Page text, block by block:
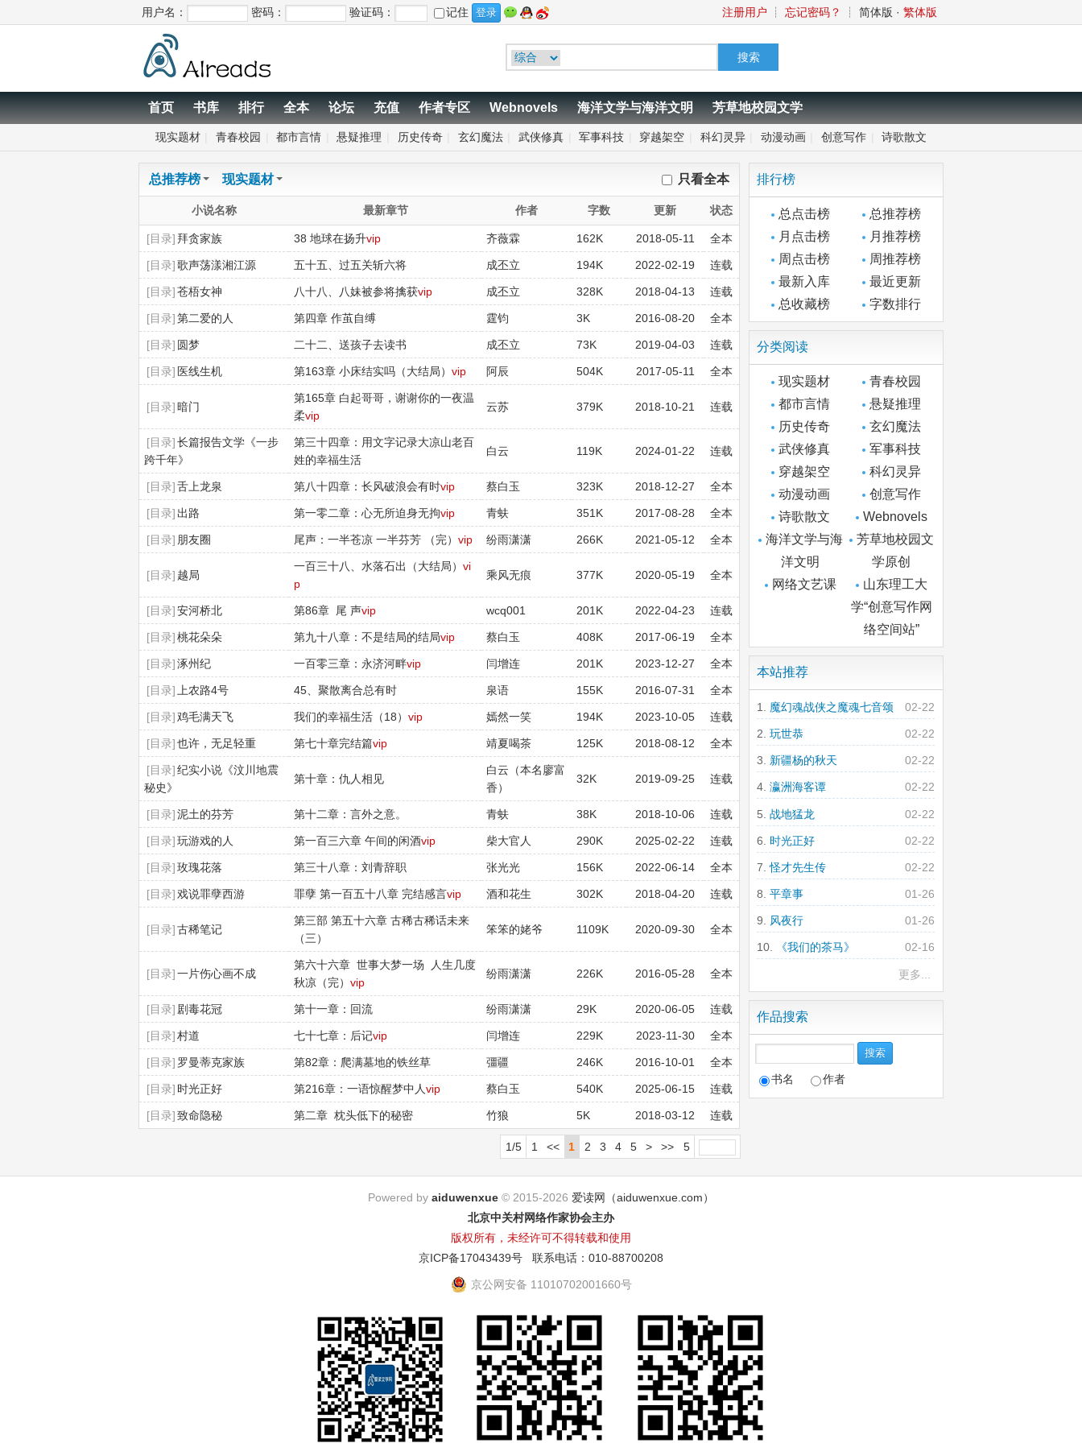
用户名： 密码： 验证码： 记住 注册用户 ┊ 忘记密码？ ┊ 简体版 · 繁体版
首页 书库 排行 全本 论坛 充值 作者专区 Webnovels 海洋文学与海洋文明 芳草地校园文学
现实题材 青春校园 都市言情 悬疑推理 历史传奇 玄幻魔法 武侠修真 军事科技 穿越架空 科幻灵异 动漫动画 创意写作 诗歌散文
总推荐榜 现实题材 只看全本
小说名称 最新章节 作者 字数 更新 状态
[目录] 拜贪家族 38 地球在扬升vip 齐薇霖 162K 2018-05-11 全本
[目录] 歌声荡漾湘江源 五十五、过五关斩六将 成丕立 194K 2022-02-19 连载
[目录] 苍梧女神 八十八、八妹被参将擒获vip 成丕立 328K 2018-04-13 连载
[目录] 第二爱的人 第四章 作茧自缚 霆钧 3K 2016-08-20 全本
[目录] 圆梦 二十二、送孩子去读书 成丕立 73K 2019-04-03 连载
[目录] 医线生机 第163章 小床结实吗（大结局） vip 阿辰 504K 2017-05-11 全本
[目录] 暗门
第165章 白起哥哥，谢谢你的一夜温
柔vip
云苏 379K 2018-10-21 连载
[目录] 长篇报告文学《一步
跨千年》
第三十四章：用文字记录大凉山老百
姓的幸福生活
白云 119K 2024-01-22 连载
[目录] 舌上龙泉 第八十四章：长风破浪会有时vip 蔡白玉 323K 2018-12-27 全本
[目录] 出路 第一零二章：心无所迫身无拘vip 青蚨 351K 2017-08-28 全本
[目录] 朋友圈 尾声：一半苍凉 一半芬芳 （完） vip 纷雨潇潇 266K 2021-05-12 全本
[目录] 越局
一百三十八、水落石出（大结局） vi
p
乘风无痕 377K 2020-05-19 全本
[目录] 安河桥北 第86章 尾 声vip wcq001 201K 2022-04-23 连载
[目录] 桃花朵朵 第九十八章：不是结局的结局vip 蔡白玉 408K 2017-06-19 全本
[目录] 涿州纪 一百零三章：永济河畔vip 闫增连 201K 2023-12-27 全本
[目录] 上农路4号 45、聚散离合总有时 泉语 155K 2016-07-31 全本
[目录] 鸡毛满天飞 我们的幸福生活（18） vip 嫣然一笑 194K 2023-10-05 连载
[目录] 也许，无足轻重 第七十章完结篇vip 靖夏喝茶 125K 2018-08-12 全本
[目录] 纪实小说《汶川地震
秘史》
第十章：仇人相见
白云（本名廖富
香）
32K 2019-09-25 连载
[目录] 泥土的芬芳 第十二章：言外之意。 青蚨 38K 2018-10-06 连载
[目录] 玩游戏的人 第一百三六章 午间的闲酒vip 柴大官人 290K 2025-02-22 连载
[目录] 玫瑰花落 第三十八章：刘青辞职 张光光 156K 2022-06-14 全本
[目录] 戏说罪孽西游 罪孽 第一百五十八章 完结感言vip 酒和花生 302K 2018-04-20 连载
[目录] 古稀笔记
第三部 第五十六章 古稀古稀话未来
（三）
笨笨的姥爷 1109K 2020-09-30 全本
[目录] 一片伤心画不成
第六十六章 世事大梦一场 人生几度
秋凉（完） vip
纷雨潇潇 226K 2016-05-28 全本
[目录] 剧毒花冠 第十一章：回流 纷雨潇潇 29K 2020-06-05 连载
[目录] 村道 七十七章：后记vip 闫增连 229K 2023-11-30 全本
[目录] 罗曼蒂克家族 第82章：爬满墓地的铁丝草 彊疆 246K 2016-10-01 全本
[目录] 时光正好 第216章：一语惊醒梦中人vip 蔡白玉 540K 2025-06-15 连载
[目录] 致命隐秘 第二章 枕头低下的秘密 竹狼 5K 2018-03-12 连载
1/5 1 << 1 2 3 4 5 > >> 5
排行榜
总点击榜
总推荐榜
月点击榜
月推荐榜
周点击榜
周推荐榜
最新入库
最近更新
总收藏榜
字数排行
分类阅读
现实题材
青春校园
都市言情
悬疑推理
历史传奇
玄幻魔法
武侠修真
军事科技
穿越架空
科幻灵异
动漫动画
创意写作
诗歌散文
Webnovels
海洋文学与海
洋文明
芳草地校园文
学原创
网络文艺课
山东理工大
学“创意写作网
络空间站”
本站推荐
02-22
魔幻魂战侠之魔魂七音颂
02-22
玩世恭
02-22
新疆杨的秋天
02-22
瀛洲海客谭
02-22
战地猛龙
02-22
时光正好
02-22
怪才先生传
01-26
平章事
01-26
风夜行
02-16
《我们的茶马》
更多...
作品搜索
书名 作者
Powered by aiduwenxue © 2015-2026 爱读网（aiduwenxue.com）
北京中关村网络作家协会主办
版权所有，未经许可不得转载和使用
京ICP备17043439号
联系电话：010-88700208
京公网安备 11010702001660号